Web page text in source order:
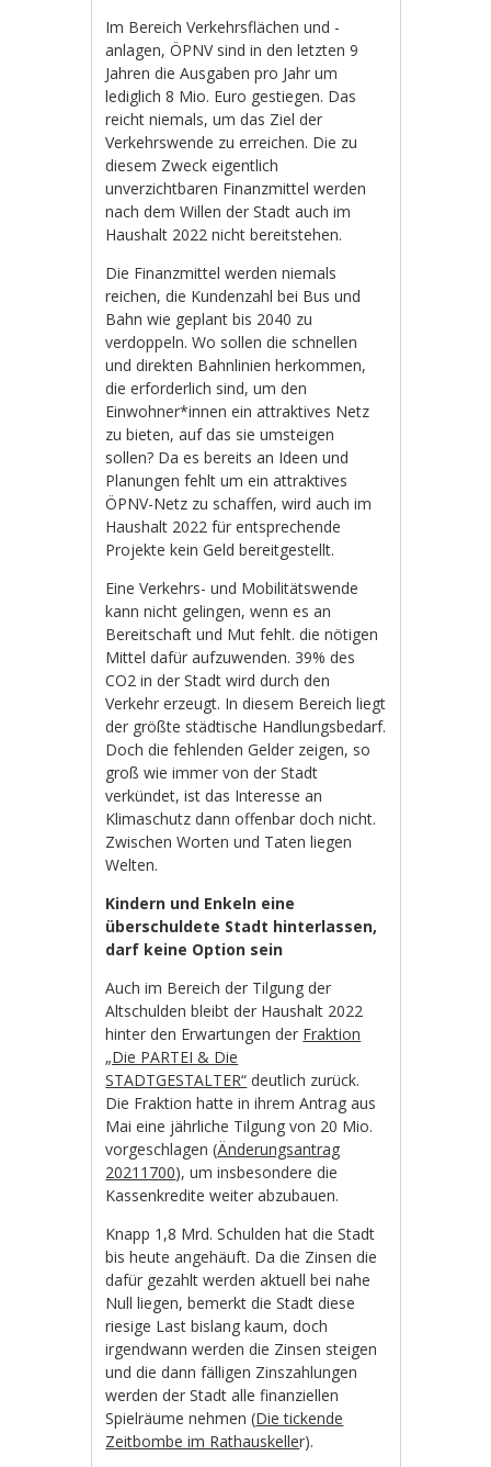
Im Bereich Verkehrsflächen und -
anlagen, ÖPNV sind in den letzten 9
Jahren die Ausgaben pro Jahr um
lediglich 8 Mio. Euro gestiegen. Das
reicht niemals, um das Ziel der
Verkehrswende zu erreichen. Die zu
diesem Zweck eigentlich
unverzichtbaren Finanzmittel werden
nach dem Willen der Stadt auch im
Haushalt 2022 nicht bereitstehen.
Die Finanzmittel werden niemals
reichen, die Kundenzahl bei Bus und
Bahn wie geplant bis 2040 zu
verdoppeln. Wo sollen die schnellen
und direkten Bahnlinien herkommen,
die erforderlich sind, um den
Einwohner*innen ein attraktives Netz
zu bieten, auf das sie umsteigen
sollen? Da es bereits an Ideen und
Planungen fehlt um ein attraktives
ÖPNV-Netz zu schaffen, wird auch im
Haushalt 2022 für entsprechende
Projekte kein Geld bereitgestellt.
Eine Verkehrs- und Mobilitätswende
kann nicht gelingen, wenn es an
Bereitschaft und Mut fehlt. die nötigen
Mittel dafür aufzuwenden. 39% des
CO2 in der Stadt wird durch den
Verkehr erzeugt. In diesem Bereich liegt
der größte städtische Handlungsbedarf.
Doch die fehlenden Gelder zeigen, so
groß wie immer von der Stadt
verkündet, ist das Interesse an
Klimaschutz dann offenbar doch nicht.
Zwischen Worten und Taten liegen
Welten.
Kindern und Enkeln eine
überschuldete Stadt hinterlassen,
darf keine Option sein
Auch im Bereich der Tilgung der
Altschulden bleibt der Haushalt 2022
hinter den Erwartungen der Fraktion
„Die PARTEI & Die
STADTGESTALTER“ deutlich zurück.
Die Fraktion hatte in ihrem Antrag aus
Mai eine jährliche Tilgung von 20 Mio.
vorgeschlagen (Änderungsantrag
20211700), um insbesondere die
Kassenkredite weiter abzubauen.
Knapp 1,8 Mrd. Schulden hat die Stadt
bis heute angehäuft. Da die Zinsen die
dafür gezahlt werden aktuell bei nahe
Null liegen, bemerkt die Stadt diese
riesige Last bislang kaum, doch
irgendwann werden die Zinsen steigen
und die dann fälligen Zinszahlungen
werden der Stadt alle finanziellen
Spielräume nehmen (Die tickende
Zeitbombe im Rathauskeller).